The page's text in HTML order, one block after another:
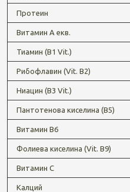
Протеин
Витамин А екв.
Тиамин (В1 Vit.)
Рибофлавин (Vit. B2)
Ниацин (B3 Vit.)
Пантотенова киселина (B5)
Витамин B6
Фолиева киселина (Vit. B9)
Витамин С
Калций